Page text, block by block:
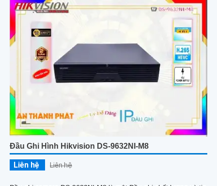
Đầu Ghi Hình Hikvision DS-9632NI-M8
Liên hệ Liên hệ